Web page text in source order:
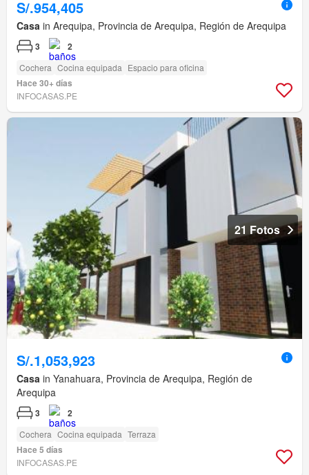
S/.954,405
Casa in Arequipa, Provincia de Arequipa, Región de Arequipa
3 2
Cochera Cocina equipada Espacio para oficina
Hace 30+ días
INFOCASAS.PE
21 Fotos
S/.1,053,923
Casa in Yanahuara, Provincia de Arequipa, Región de
Arequipa
3 2
Cochera Cocina equipada Terraza
Hace 5 días
INFOCASAS.PE